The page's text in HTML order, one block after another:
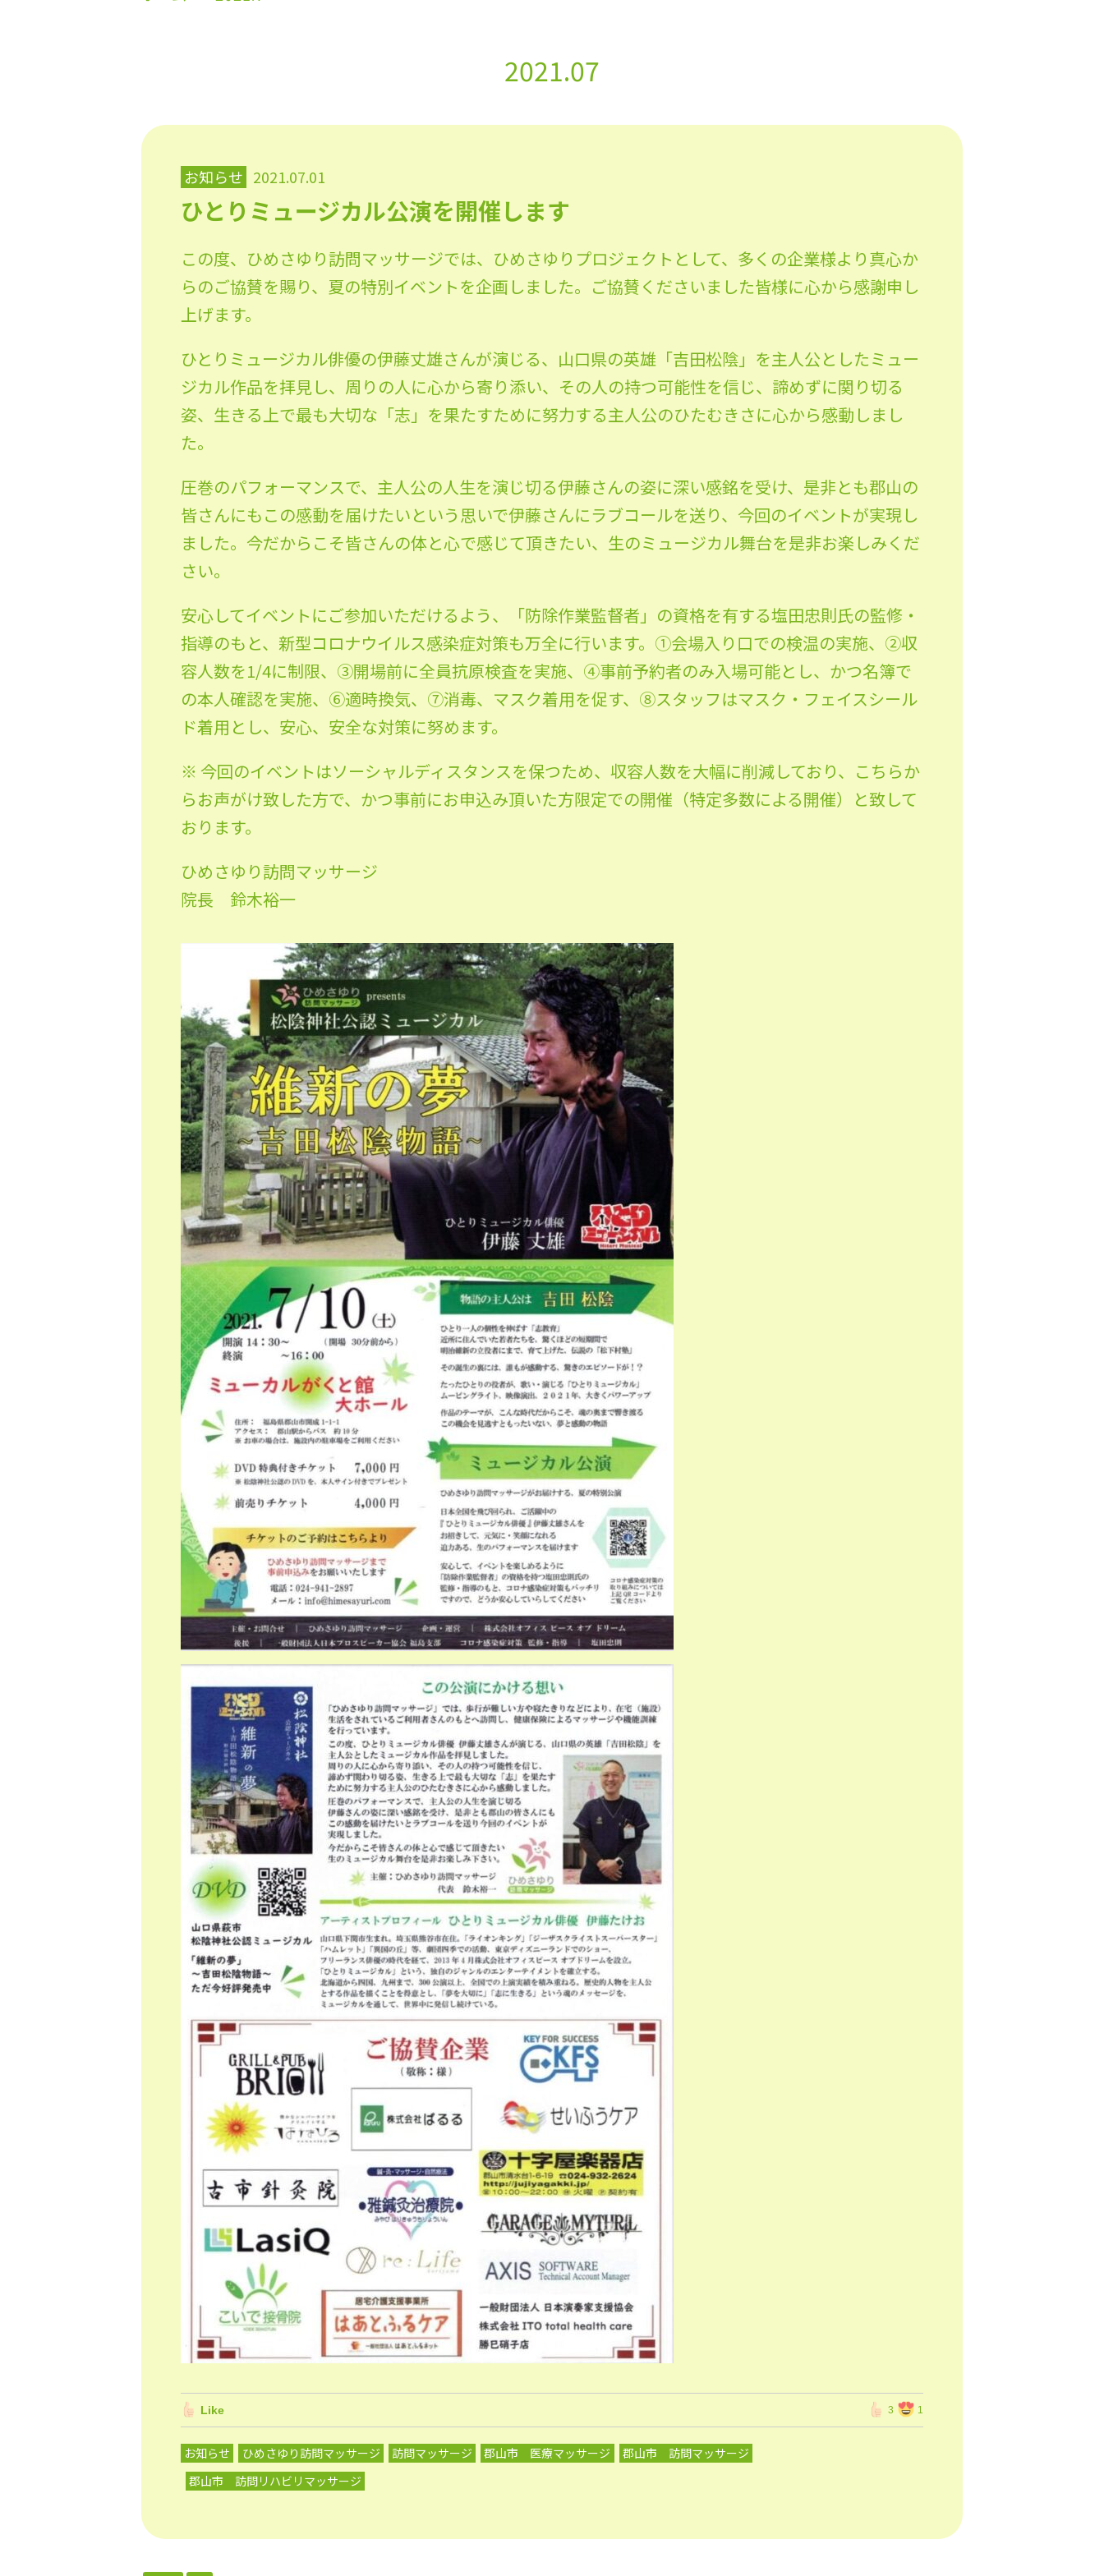
2021.07
お知らせ 2021.07.01
ひとりミュージカル公演を開催します
この度、ひめさゆり訪問マッサージでは、ひめさゆりプロジェクトとして、多くの企業様より真心か
らのご協賛を賜り、夏の特別イベントを企画しました。ご協賛くださいました皆様に心から感謝申し
上げます。
ひとりミュージカル俳優の伊藤丈雄さんが演じる、山口県の英雄「吉田松陰」を主人公としたミュー
ジカル作品を拝見し、周りの人に心から寄り添い、その人の持つ可能性を信じ、諦めずに関り切る
姿、生きる上で最も大切な「志」を果たすために努力する主人公のひたむきさに心から感動しまし
た。
圧巻のパフォーマンスで、主人公の人生を演じ切る伊藤さんの姿に深い感銘を受け、是非とも郡山の
皆さんにもこの感動を届けたいという思いで伊藤さんにラブコールを送り、今回のイベントが実現し
ました。今だからこそ皆さんの体と心で感じて頂きたい、生のミュージカル舞台を是非お楽しみくだ
さい。
安心してイベントにご参加いただけるよう、「防除作業監督者」の資格を有する塩田忠則氏の監修・
指導のもと、新型コロナウイルス感染症対策も万全に行います。①会場入り口での検温の実施、②収
容人数を1/4に制限、③開場前に全員抗原検査を実施、④事前予約者のみ入場可能とし、かつ名簿で
の本人確認を実施、⑥適時換気、⑦消毒、マスク着用を促す、⑧スタッフはマスク・フェイスシール
ド着用とし、安心、安全な対策に努めます。
※ 今回のイベントはソーシャルディスタンスを保つため、収容人数を大幅に削減しており、こちらか
らお声がけ致した方で、かつ事前にお申込み頂いた方限定での開催（特定多数による開催）と致して
おります。
ひめさゆり訪問マッサージ
院長 鈴木裕一
Like 3 1
お知らせ ひめさゆり訪問マッサージ 訪問マッサージ 郡山市 医療マッサージ
郡山市 訪問マッサージ
郡山市 訪問リハビリマッサージ